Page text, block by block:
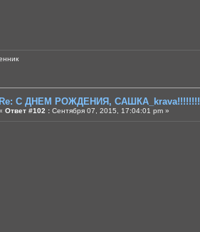
Re: C ДНЕМ РОЖДЕНИЯ, САШКА_krava!!!!!!!!
Ответ #102 : Сентября 07, 2015, 17:04:01 pm »